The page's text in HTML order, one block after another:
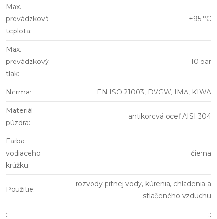
Max.
prevádzková
teplota:
+95 °C
Max.
prevádzkový
tlak:
10 bar
Norma: EN ISO 21003, DVGW, IMA, KIWA
Materiál
púzdra:
antikorová oceľ AISI 304
Farba
vodiaceho
krúžku:
čierna
Použitie:
rozvody pitnej vody, kúrenia, chladenia a
stlačeného vzduchu
:: ::